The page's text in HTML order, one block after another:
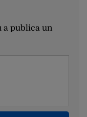
a publica un